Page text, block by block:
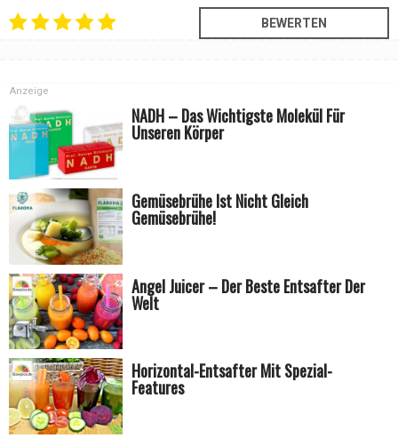
NADH – Das Wichtigste Molekül Für
Unseren Körper
Gemüsebrühe Ist Nicht Gleich
Gemüsebrühe!
Angel Juicer – Der Beste Entsafter Der
Welt
Horizontal-Entsafter Mit Spezial-
Features
Anzeige